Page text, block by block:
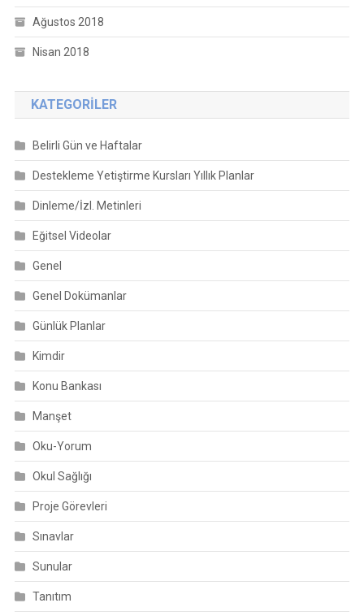
Ağustos 2018
Nisan 2018
KATEGORILER
Belirli Gün ve Haftalar
Destekleme Yetiştirme Kursları Yıllık Planlar
Dinleme/İzl. Metinleri
Eğitsel Videolar
Genel
Genel Dokümanlar
Günlük Planlar
Kimdir
Konu Bankası
Manşet
Oku-Yorum
Okul Sağlığı
Proje Görevleri
Sınavlar
Sunular
Tanıtım